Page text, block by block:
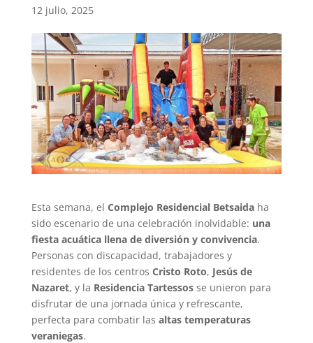
12 julio, 2025
Esta semana, el Complejo Residencial Betsaidaha
sido escenario de una celebración inolvidable: una
fiesta acuática llena de diversión y convivencia.
Personas con discapacidad, trabajadores y
residentes de los centros Cristo Roto, Jesús de
Nazaret, y la Residencia Tartessosse unieron para
disfrutar de una jornada única y refrescante,
perfecta para combatir las altas temperaturas
veraniegas.